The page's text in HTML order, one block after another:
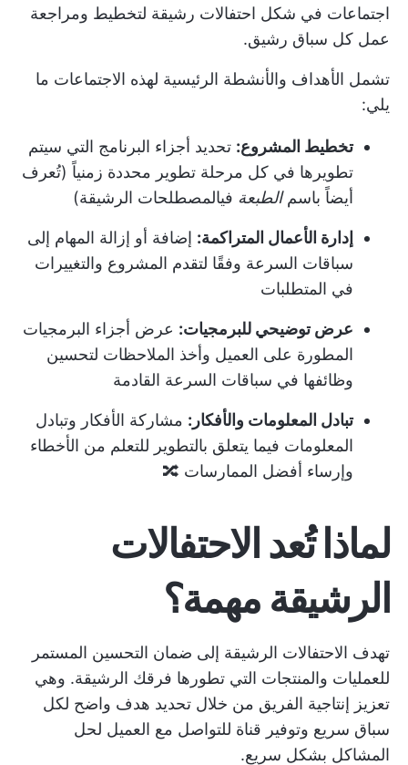
اجتماعات في شكل احتفالات رشيقة لتخطيط ومراجعة
عمل كل سباق رشيق.
تشمل الأهداف والأنشطة الرئيسية لهذه الاجتماعات ما
يلي:
تخطيط المشروع: تحديد أجزاء البرنامج التي سيتم
تطويرها في كل مرحلة تطوير محددة زمنياً (تُعرف
أيضاً باسمالطبعة فيالمصطلحات الرشيقة)
إدارة الأعمال المتراكمة: إضافة أو إزالة المهام إلى
سباقات السرعة وفقًا لتقدم المشروع والتغييرات
في المتطلبات
عرض توضيحي للبرمجيات: عرض أجزاء البرمجيات
المطورة على العميل وأخذ الملاحظات لتحسين
وظائفها في سباقات السرعة القادمة
تبادل المعلومات والأفكار: مشاركة الأفكار وتبادل
المعلومات فيما يتعلق بالتطوير للتعلم من الأخطاء
وإرساء أفضل الممارسات 🔀
لماذا تُعد الاحتفالات
الرشيقة مهمة؟
تهدف الاحتفالات الرشيقة إلى ضمان التحسين المستمر
للعمليات والمنتجات التي تطورها فرقك الرشيقة. وهي
تعزيز إنتاجية الفريق من خلال تحديد هدف واضح لكل
سباق سريع وتوفير قناة للتواصل مع العميل لحل
المشاكل بشكل سريع.